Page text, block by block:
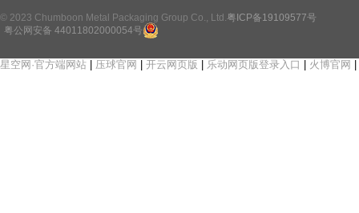
© 2023 Chumboon Metal Packaging Group Co., Ltd. 粤ICP备19109577号
粤公网安备 44011802000054号
星空网·官方端网站 | 压球官网 | 开云网页版 | 乐动网页版登录入口 | 火博官网 |